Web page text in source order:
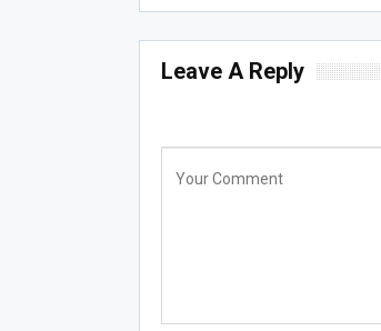
Leave A Reply